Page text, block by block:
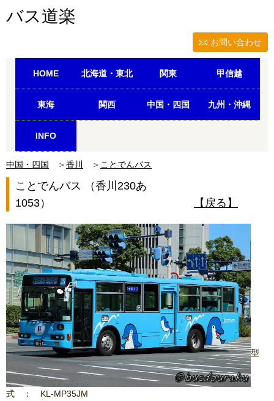
バス道楽
お問い合わせ
HOME 北海道・東北 関東 甲信越
東海 関西 中国・四国 九州・沖縄
INFO
中国・四国 ＞香川 ＞ ことでんバス
ことでんバス （香川230あ
1053）
【戻る】
型
式 ： KL-MP35JM